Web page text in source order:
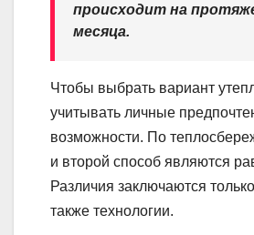
происходит на
месяца.
Чтобы выбрать вариант
учитывать личные
возможности. По
и второй способ являются
Различия заключаются
также технологии.